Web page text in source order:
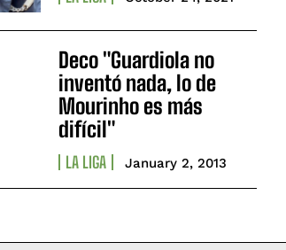
Deco "Guardiola no
inventó nada, lo de
Mourinho es más
difícil"
LA LIGA January 2, 2013